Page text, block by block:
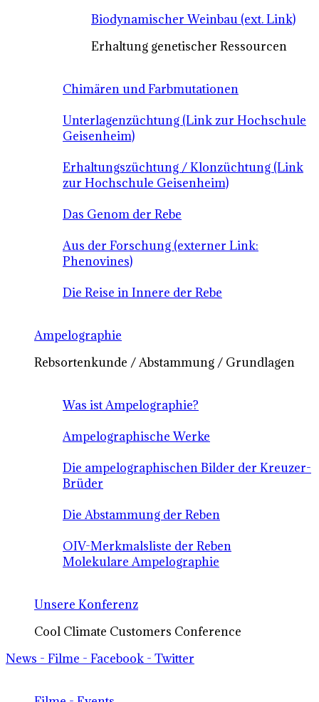
Biodynamischer Weinbau (ext. Link)
Erhaltung genetischer Ressourcen
Chimären und Farbmutationen
Unterlagenzüchtung (Link zur Hochschule
Geisenheim)
Erhaltungszüchtung / Klonzüchtung (Link
zur Hochschule Geisenheim)
Das Genom der Rebe
Aus der Forschung (externer Link:
Phenovines)
Die Reise in Innere der Rebe
Ampelographie
Rebsortenkunde / Abstammung / Grundlagen
Was ist Ampelographie?
Ampelographische Werke
Die ampelographischen Bilder der Kreuzer-
Brüder
Die Abstammung der Reben
OIV-Merkmalsliste der Reben
Molekulare Ampelographie
Unsere Konferenz
Cool Climate Customers Conference
News - Filme - Facebook - Twitter